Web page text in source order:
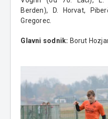
Berden), D. Horvat,
Gregorec.
Glavni sodnik: Borut